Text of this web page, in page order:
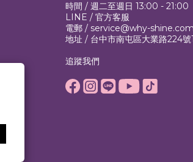
時間 / 週二至週日 13:00 - 21:00
LINE / 官方客服
電郵 / service@why-
地址 / 台中市南屯區大業路224號
追蹤我們